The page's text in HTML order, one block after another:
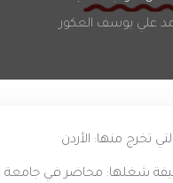
علي يوسف العكور
تخرج منها: الأردن
شغلها: محاضر في جامعة